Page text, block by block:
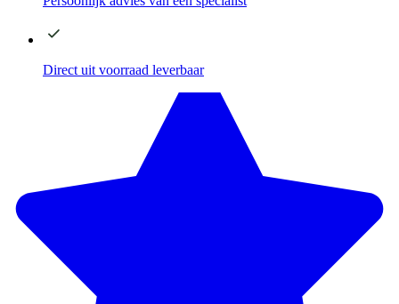
Direct uit voorraad leverbaar